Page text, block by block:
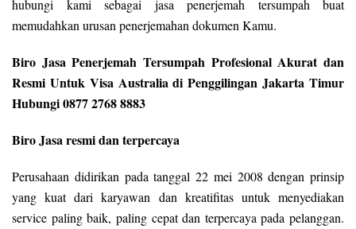
hubungi kami sebagai jasa penerjemah tersumpah buat
memudahkan urusan penerjemahan dokumen Kamu.
Biro Jasa Penerjemah Tersumpah Profesional Akurat dan
Resmi Untuk Visa Australia di Penggilingan Jakarta Timur
Hubungi 0877 2768 8883
Biro Jasa resmi dan terpercaya
Perusahaan didirikan pada tanggal 22 mei 2008 dengan prinsip
yang kuat dari karyawan dan kreatifitas untuk menyediakan
service paling baik, paling cepat dan terpercaya pada pelanggan.